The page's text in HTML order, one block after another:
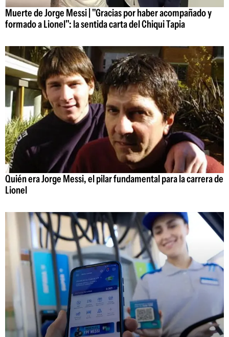
Muerte de Jorge Messi | "Gracias por haber acompañado y
formado a Lionel": la sentida carta del Chiqui Tapia
Quién era Jorge Messi, el pilar fundamental para la carrera de
Lionel